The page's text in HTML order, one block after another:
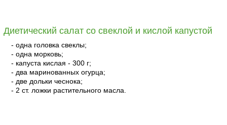
Диетический салат со свеклой и кислой капустой
- одна головка свеклы;
- одна морковь;
- капуста кислая - 300 г;
- два маринованных огурца;
- две дольки чеснока;
- 2 ст. ложки растительного масла.